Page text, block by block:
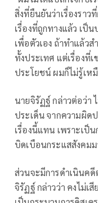
สิ่งที่ยืนยันว่าเรื่องราว
เรื่องที่ถูกทางแล้ว เป็
เพื่อตัวเอง ถ้าทำแล้ว
ทั้งประเทศ แต่เรื่องที่เ
ประโยชน์ ผมก็ไม่รู้เห
นายจิรัฏฐ์ กล่าวต่อว่า
ประเด็น จากความผิด
เรื่องนี้แทน เพราะเป็
บิดเบือนกระแสสังคมม
ส่วนจะมีการดำเนินค
จิรัฏฐ์ กล่าวว่า คงไม่เ